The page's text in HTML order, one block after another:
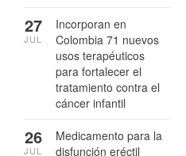
Incorporan en
Colombia 71 nuevos
usos terapéuticos
para fortalecer el
tratamiento contra el
cáncer infantil
27
JUL
Medicamento para la
disfunción eréctil
26
JUL